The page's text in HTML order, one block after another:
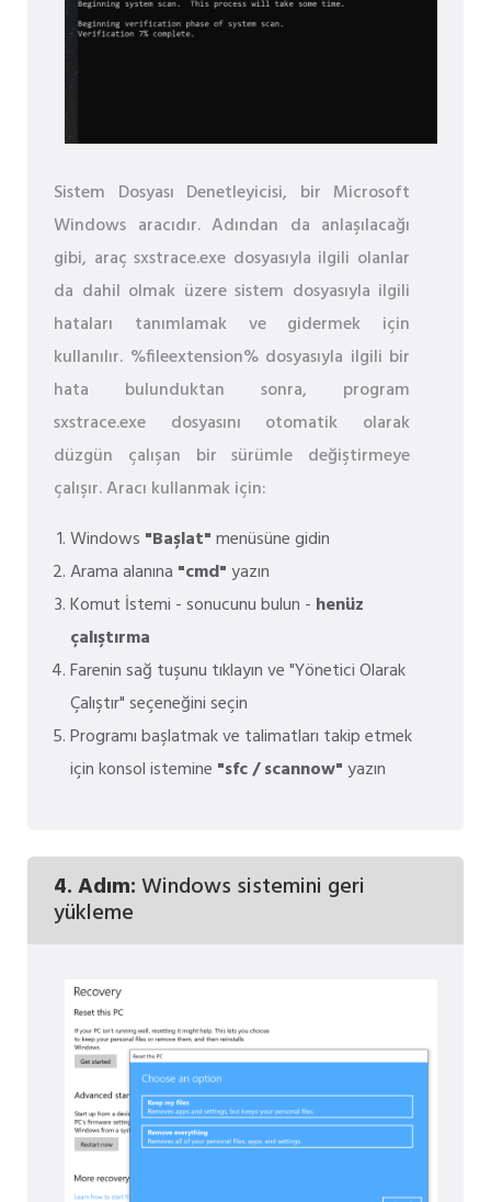
Sistem Dosyası Denetleyicisi, bir Microsoft
Windows aracıdır. Adından da anlaşılacağı
gibi, araç sxstrace.exe dosyasıyla ilgili olanlar
da dahil olmak üzere sistem dosyasıyla ilgili
hataları tanımlamak ve gidermek için
kullanılır. %fileextension% dosyasıyla ilgili bir
hata bulunduktan sonra, program
sxstrace.exe dosyasını otomatik olarak
düzgün çalışan bir sürümle değiştirmeye
çalışır. Aracı kullanmak için:
Windows "Başlat"menüsüne gidin
Arama alanına "cmd"yazın
Komut İstemi - sonucunu bulun - henüz
çalıştırma
Farenin sağ tuşunu tıklayın ve "Yönetici Olarak
Çalıştır" seçeneğini seçin
Programı başlatmak ve talimatları takip etmek
için konsol istemine "sfc / scannow"yazın
4. Adım:Windows sistemini geri
yükleme